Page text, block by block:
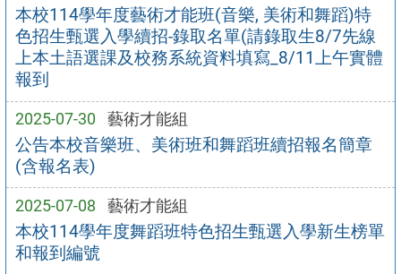
本校114學年度藝術才能班(音樂, 美術和舞蹈)特
色招生甄選入學續招-錄取名單(請錄取生8/7先線
上本土語選課及校務系統資料填寫_8/11上午實體
報到
2025-07-30 藝術才能組
公告本校音樂班、美術班和舞蹈班續招報名簡章
(含報名表)
2025-07-08 藝術才能組
本校114學年度舞蹈班特色招生甄選入學新生榜單
和報到編號